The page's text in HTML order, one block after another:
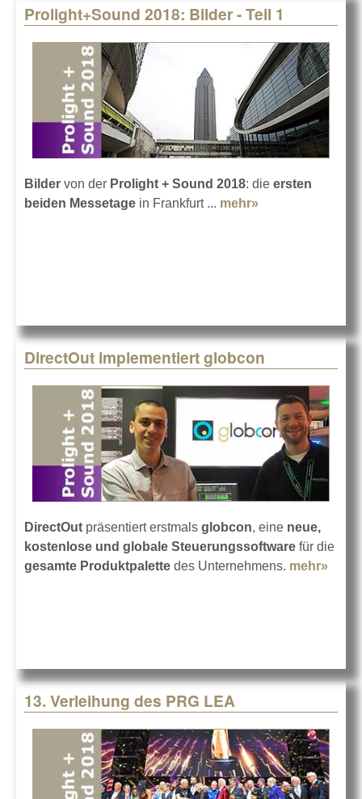
Prolight+Sound 2018: Bilder - Teil 1
Bilder von der Prolight + Sound 2018: die ersten
beiden Messetage in Frankfurt ... mehr»
DirectOut implementiert globcon
DirectOut präsentiert erstmals globcon, eine neue,
kostenlose und globale Steuerungssoftware für die
gesamte Produktpalette des Unternehmens. mehr»
13. Verleihung des PRG LEA